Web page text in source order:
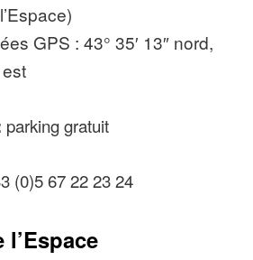
GPS : 43° 35′ 13″ nord,
est
parking gratuit
(0)5 67 22 23 24